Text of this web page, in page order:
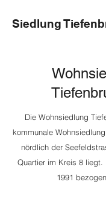
Siedlung
Die Wohnsiedlung
kommunale
nördlich der
Quartier im Kreis 8 liegt.
1991